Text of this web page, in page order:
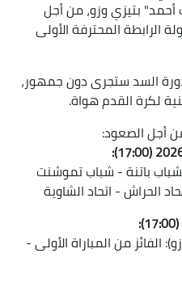
أحمد" بتيزي وزو، من أجل
المحترفة الأولى
السد ستجرى دون جمهور،
لكرة القدم هواة.
أجل الصعود:
باتنة - شباب تموشنت
- اتحاد الشاوية
من المباراة الأولى -